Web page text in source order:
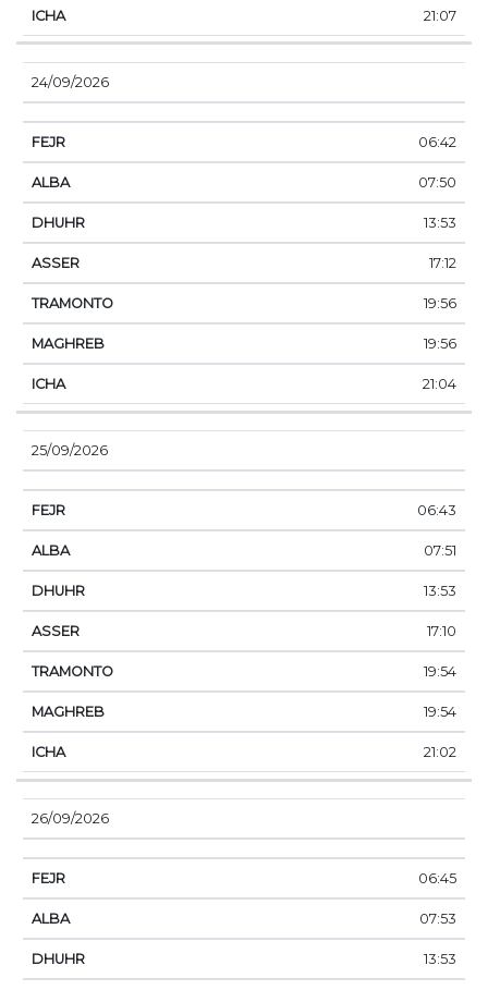
21:07
24/09/2026
06:42
07:50
13:53
17:12
19:56
19:56
21:04
25/09/2026
06:43
07:51
13:53
17:10
19:54
19:54
21:02
26/09/2026
06:45
07:53
13:53